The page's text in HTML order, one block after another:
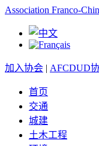
Association Franco-
加入协会 | AFCDUD
首页
交通
城建
土木工程